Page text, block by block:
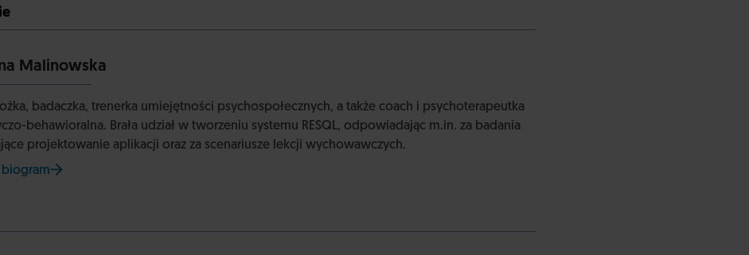
Malinowska
badaczka, trenerka umiejętności psychospołecznych, a także coach i psychoterapeutka
behawioralna. Brała udział w tworzeniu systemu RESQL, odpowiadając m.in. za badania
projektowanie aplikacji oraz za scenariusze lekcji wychowawczych.
na stronie Uniwersytetu SWPS